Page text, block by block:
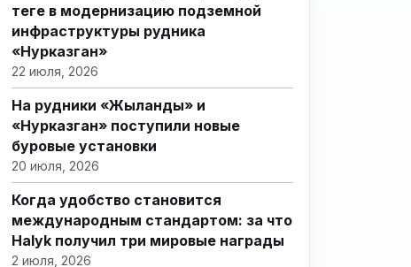
теңге в модернизацию подземной
инфраструктуры рудника
«Нурказган»
22 июля, 2026
На рудники «Жыланды» и
«Нурказган» поступили новые
буровые установки
20 июля, 2026
Когда удобство становится
международным стандартом: за что
Halyk получил три мировые награды
2 июля, 2026